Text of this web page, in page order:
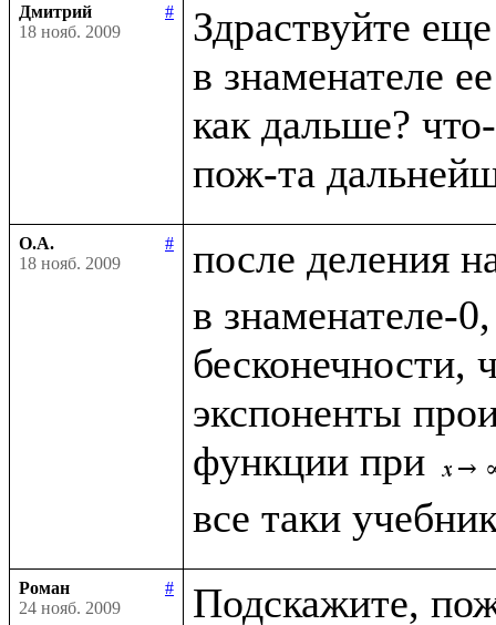
Дмитрий
#
18 нояб. 2009
Здраствуйте
в знаменателе
как дальше?
О.А.
#
18 нояб. 2009
после деления
в знаменателе-
бесконечности,
экспоненты
функции при
Роман
#
24 нояб. 2009
Подскажите,